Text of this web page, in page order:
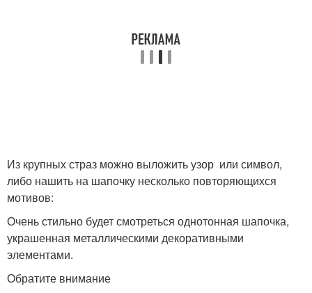
Из крупных страз можно выложить узор или символ,
либо нашить на шапочку несколько повторяющихся
мотивов:
Очень стильно будет смотреться однотонная шапочка,
украшенная металлическими декоративными
элементами.
Обратите внимание